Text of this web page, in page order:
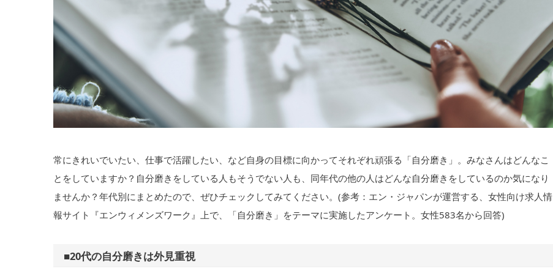
常にきれいでいたい、仕事で活躍したい、など自身の目標に向かってそれぞれ頑張る「自分磨き」。みなさんはどんなこ
とをしていますか？自分磨きをしている人もそうでない人も、同年代の他の人はどんな自分磨きをしているのか気になり
ませんか？年代別にまとめたので、ぜひチェックしてみてください。(参考：エン・ジャパンが運営する、女性向け求人情
報サイト『エンウィメンズワーク』上で、「自分磨き」をテーマに実施したアンケート。女性583名から回答)
■20代の自分磨きは外見重視